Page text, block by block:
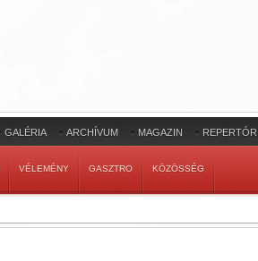
GALÉRIA ARCHÍVUM MAGAZIN
VÉLEMÉNY GASZTRO KÖZÖSSÉG